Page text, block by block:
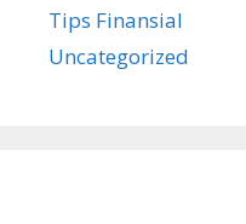
Tips Finansial
Uncategorized